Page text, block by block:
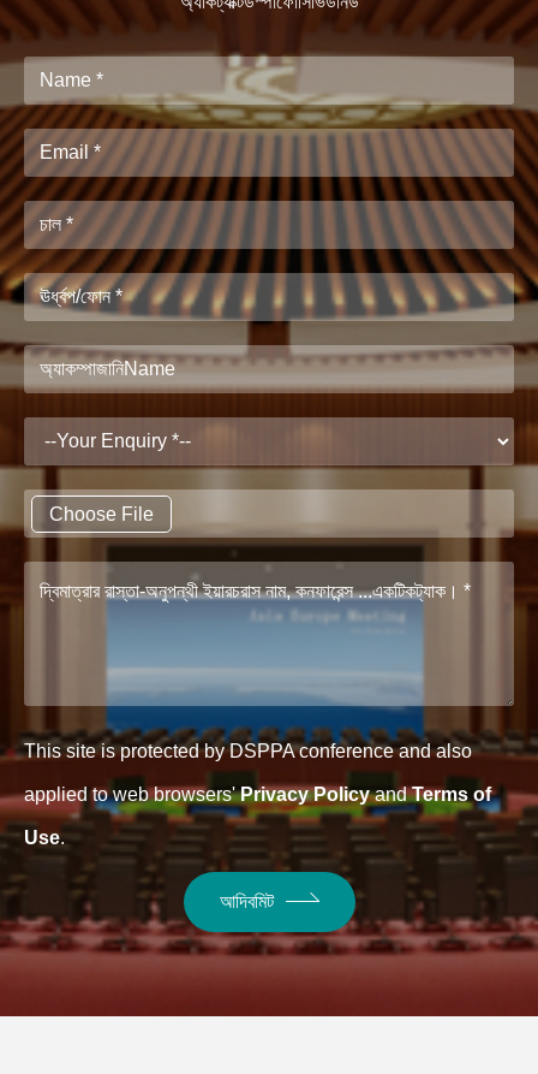
Choose File
This site is protected by DSPPA conference and also
applied to web browsers'Privacy PolicyandTerms of
Use.
আদিবমিট